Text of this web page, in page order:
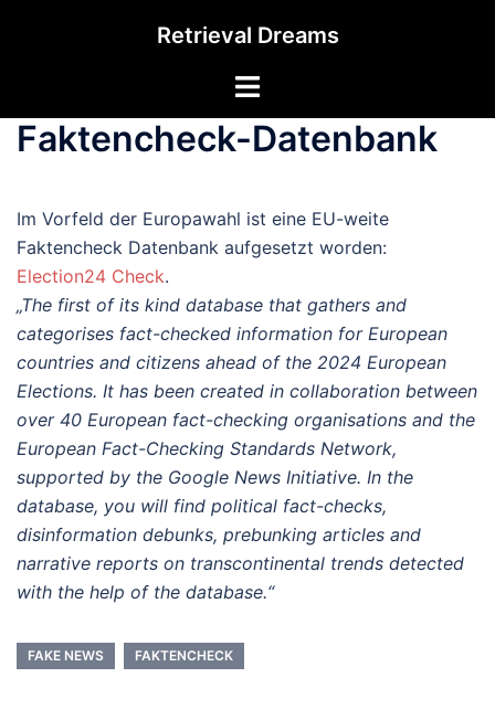
Retrieval Dreams
Menü
Faktencheck-Datenbank
Im Vorfeld der Europawahl ist eine EU-weite
Faktencheck Datenbank aufgesetzt worden:
Election24 Check.
„The first of its kind database that gathers and
categorises fact-checked information for European
countries and citizens ahead of the 2024 European
Elections. It has been created in collaboration between
over 40 European fact-checking organisations and the
European Fact-Checking Standards Network,
supported by the Google News Initiative. In the
database, you will find political fact-checks,
disinformation debunks, prebunking articles and
narrative reports on transcontinental trends detected
with the help of the database.“
FAKE NEWS FAKTENCHECK